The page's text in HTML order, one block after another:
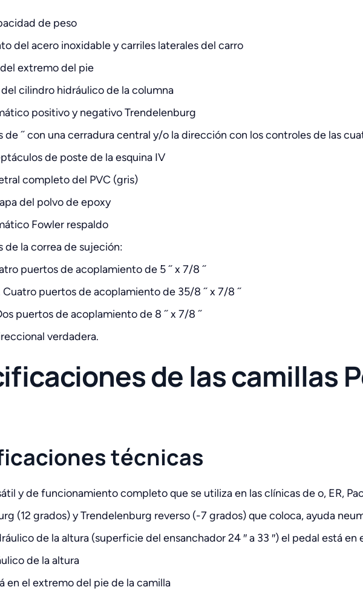
de peso
del acero inoxidable y carriles laterales del carro
extremo del pie
cilindro hidráulico de la columna
positivo y negativo Trendelenburg
de ˝ con una cerradura central y/o la dirección con los controles de las
de poste de la esquina IV
completo del PVC (gris)
del polvo de epoxy
Fowler respaldo
de la correa de sujeción:
puertos de acoplamiento de 5 ˝ x 7/8 ˝
puertos de acoplamiento de 35/8 ˝ x 7/8 ˝
puertos de acoplamiento de 8 ˝ x 7/8 ˝
verdadera.
de las camillas
técnicas
y de funcionamiento completo que se utiliza en las clínicas de o, ER,
(12 grados) y Trendelenburg reverso (-7 grados) que coloca, ayuda
de la altura (superficie del ensanchador 24 ″ a 33 ″) el pedal está
de la altura
en el extremo del pie de la camilla